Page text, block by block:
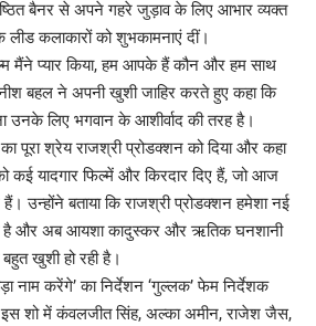
बैनर से अपने गहरे जुड़ाव के लिए आभार व्यक्त
लीड कलाकारों को शुभकामनाएं दीं।
मैंने प्यार किया, हम आपके हैं कौन और हम साथ
बहल ने अपनी खुशी जाहिर करते हुए कहा कि
उनके लिए भगवान के आशीर्वाद की तरह है।
पूरा श्रेय राजश्री प्रोडक्शन को दिया और कहा
कई यादगार फिल्में और किरदार दिए हैं, जो आज
उन्होंने बताया कि राजश्री प्रोडक्शन हमेशा नई
है और अब आयशा कादुस्कर और ऋतिक घनशानी
खुशी हो रही है।
नाम करेंगे’ का निर्देशन ‘गुल्लक’ फेम निर्देशक
इस शो में कंवलजीत सिंह, अल्का अमीन, राजेश जैस,